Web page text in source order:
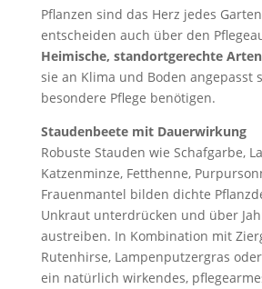
Pflanzen sind das Herz jedes
entscheiden auch über den
Heimische, standortgerechte Arten
sie an Klima und Boden angepasst
besondere Pflege benötigen.
Staudenbeete mit Dauerwirkung
Robuste Stauden wie Schafgarbe,
Katzenminze, Fetthenne,
Frauenmantel bilden dichte
Unkraut unterdrücken und über
austreiben. In Kombination mit
Rutenhirse, Lampenputzergras
ein natürlich wirkendes,